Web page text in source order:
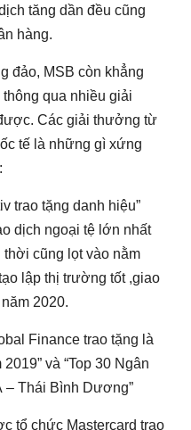
tăng dần đều cũng
hàng.
đảo, MSB còn khẳng
qua nhiều giải
Các giải thưởng từ
tế là những gì xứng
trao tặng danh hiệu”
dịch ngoại tệ lớn nhất
thời cũng lọt vào nằm
lập thị trường tốt ,giao
2020.
Finance trao tặng là
và “Top 30 Ngân
– Thái Bình Dương”
tổ chức Mastercard trao